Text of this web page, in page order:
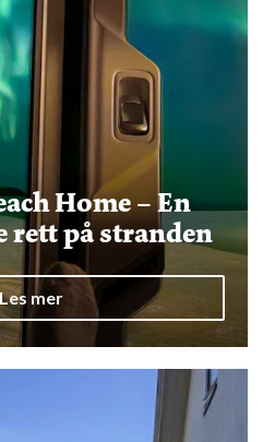
Home – En
rett på stranden
mer